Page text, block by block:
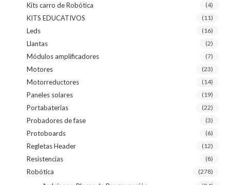
Kits carro de Robótica (4)
KITS EDUCATIVOS (11)
Leds (16)
Llantas (2)
Módulos amplificadores (7)
Motores (23)
Motorreductores (14)
Paneles solares (19)
Portabaterias (22)
Probadores de fase (3)
Protoboards (6)
Regletas Header (12)
Resistencias (8)
Robótica (278)